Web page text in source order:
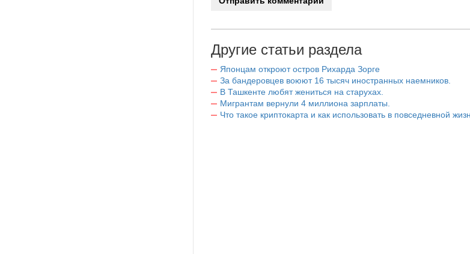
Другие статьи раздела
Японцам откроют остров Рихарда Зорге
За бандеровцев воюют 16 тысяч иностранных наемников.
В Ташкенте любят жениться на старухах.
Мигрантам вернули 4 миллиона зарплаты.
Что такое криптокарта и как использовать в повседневной